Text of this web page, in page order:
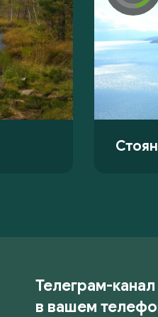
Телеграм-
в вашем